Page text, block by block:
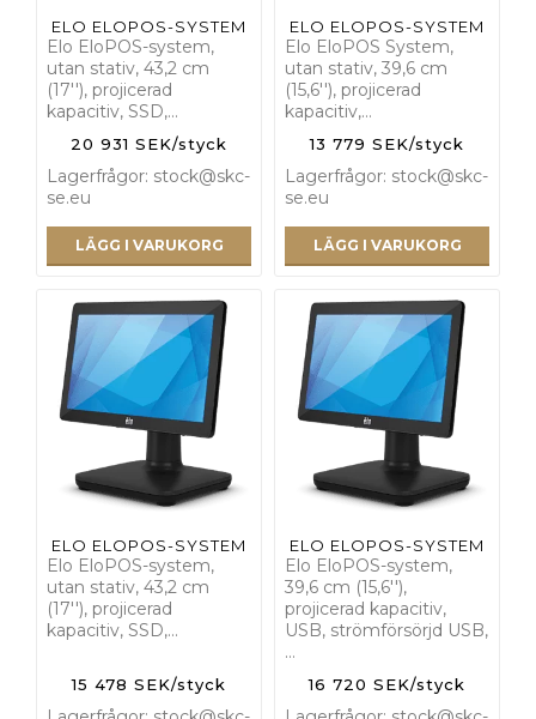
ELO ELOPOS-SYSTEM
Elo EloPOS-system,
utan stativ, 43,2 cm
(17''), projicerad
kapacitiv, SSD,…
20 931 SEK/styck
Lagerfrågor: stock@skc-
se.eu
LÄGG I VARUKORG
ELO ELOPOS-SYSTEM
Elo EloPOS System,
utan stativ, 39,6 cm
(15,6''), projicerad
kapacitiv,…
13 779 SEK/styck
Lagerfrågor: stock@skc-
se.eu
LÄGG I VARUKORG
ELO ELOPOS-SYSTEM
Elo EloPOS-system,
utan stativ, 43,2 cm
(17''), projicerad
kapacitiv, SSD,…
15 478 SEK/styck
ELO ELOPOS-SYSTEM
Elo EloPOS-system,
39,6 cm (15,6''),
projicerad kapacitiv,
USB, strömförsörjd USB,
…
16 720 SEK/styck